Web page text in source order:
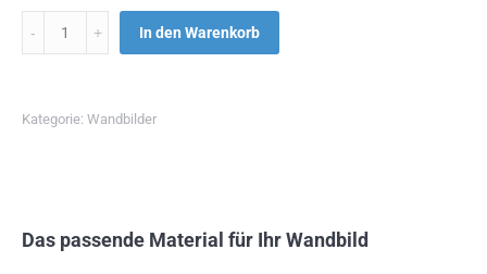
Menge In den Warenkorb
Kategorie: Wandbilder
Das passende Material für Ihr Wandbild